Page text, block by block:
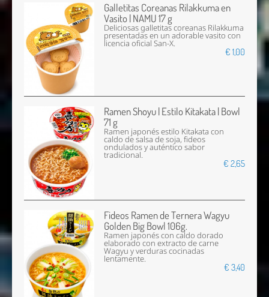
Galletitas Coreanas Rilakkuma en
Vasito | NAMU 17 g
Deliciosas galletitas coreanas Rilakkuma
presentadas en un adorable vasito con
licencia oficial San-X.
€ 1,00
Ramen Shoyu | Estilo Kitakata | Bowl
71 g
Ramen japonés estilo Kitakata con
caldo de salsa de soja, fideos
ondulados y auténtico sabor
tradicional.
€ 2,65
Fideos Ramen de Ternera Wagyu
Golden Big Bowl 106g.
Ramen japonés con caldo dorado
elaborado con extracto de carne
Wagyu y verduras cocinadas
lentamente.
€ 3,40